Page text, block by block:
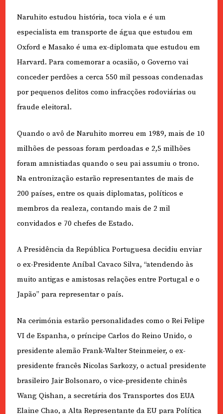
Naruhito estudou história, toca viola e é um
especialista em transporte de água que estudou em
Oxford e Masako é uma ex-diplomata que estudou em
Harvard. Para comemorar a ocasião, o Governo vai
conceder perdões a cerca 550 mil pessoas condenadas
por pequenos delitos como infracções rodoviárias ou
fraude eleitoral.
Quando o avô de Naruhito morreu em 1989, mais de 10
milhões de pessoas foram perdoadas e 2,5 milhões
foram amnistiadas quando o seu pai assumiu o trono.
Na entronização estarão representantes de mais de
200 países, entre os quais diplomatas, políticos e
membros da realeza, contando mais de 2 mil
convidados e 70 chefes de Estado.
A Presidência da República Portuguesa decidiu enviar
o ex-Presidente Aníbal Cavaco Silva, “atendendo às
muito antigas e amistosas relações entre Portugal e o
Japão” para representar o país.
Na cerimónia estarão personalidades como o Rei Felipe
VI de Espanha, o príncipe Carlos do Reino Unido, o
presidente alemão Frank-Walter Steinmeier, o ex-
presidente francês Nicolas Sarkozy, o actual presidente
brasileiro Jair Bolsonaro, o vice-presidente chinês
Wang Qishan, a secretária dos Transportes dos EUA
Elaine Chao, a Alta Representante da EU para Política